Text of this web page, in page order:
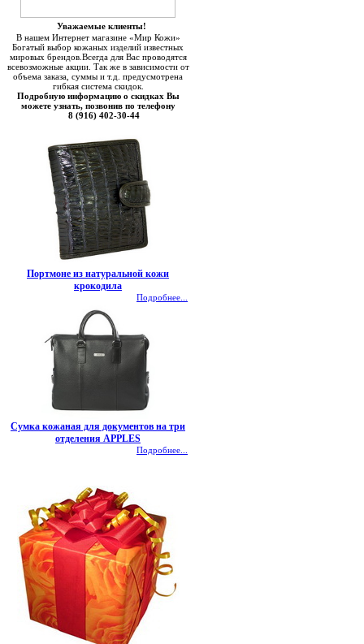
Уважаемые клиенты!
В нашем Интернет магазине «Мир Кожи»
Богатый выбор кожаных изделий известных
мировых брендов.Всегда для Вас проводятся
всевозможные акции. Так же в зависимости от
объема заказа, суммы и т.д. предусмотрена
гибкая система скидок.
Подробную информацию о скидках Вы
можете узнать, позвонив по телефону
8 (916) 402-30-44
Портмоне из натуральной кожи
крокодила
Подробнее...
Сумка кожаная для документов на три
отделения APPLES
Подробнее...